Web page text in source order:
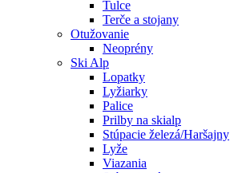
Tulce
Terče a stojany
Otužovanie
Neoprény
Ski Alp
Lopatky
Lyžiarky
Palice
Prilby na skialp
Stúpacie železá/Haršajny
Lyže
Viazania